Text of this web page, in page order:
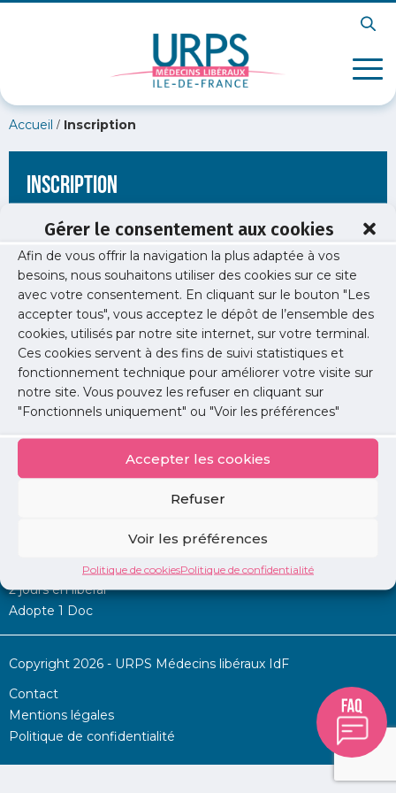
Gérer le consentement aux cookies
Afin de vous offrir la navigation la plus adaptée à vos
besoins, nous souhaitons utiliser des cookies sur ce site
avec votre consentement. En cliquant sur le bouton "Les
accepter tous", vous acceptez le dépôt de l’ensemble des
cookies, utilisés par notre site internet, sur votre terminal.
Ces cookies servent à des fins de suivi statistiques et
fonctionnement technique pour améliorer votre visite sur
notre site. Vous pouvez les refuser en cliquant sur
"Fonctionnels uniquement" ou "Voir les préférences"
Accepter les cookies
Refuser
Voir les préférences
Politique de cookiesPolitique de confidentialité
Accueil / Inscription
Inscription
[wppb-register form_name="inscription"
redirect_url="https://www.urps-med-idf.org/jeux-olympiques-
et-paralympiques-de-paris-2024/sosqr-global-poster-pour-
meidecins-ile-de-france-final/"]
Permanence d’aide à l’installation
2 jours en libéral
Adopte 1 Doc
Copyright 2026 - URPS Médecins libéraux IdF
Contact
Mentions légales
Politique de confidentialité